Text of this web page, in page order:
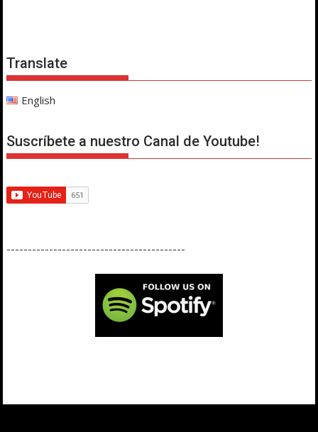
Translate
English
Suscríbete a nuestro Canal de Youtube!
------------------------------------------